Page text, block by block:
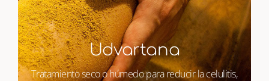
Udvartana
Tratamiento seco o húmedo para reducir la celulitis,